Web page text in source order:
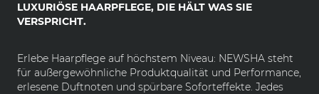
LUXURIÖSE HAARPFLEGE, DIE HÄLT WAS SIE
VERSPRICHT.
Erlebe Haarpflege auf höchstem Niveau: NEWSHA steht
für außergewöhnliche Produktqualität und Performance,
erlesene Duftnoten und spürbare Soforteffekte. Jedes